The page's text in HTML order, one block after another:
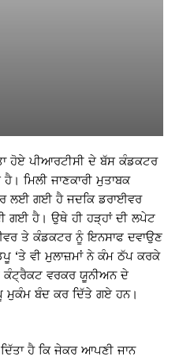
ਹੋਏ ਪੀਆਰਟੀਸੀ ਦੇ ਬੱਸ ਕੰਡਕਟਰ
ਮਿਲੀ ਜਾਣਕਾਰੀ ਮੁਤਾਬਕ
ਲਈ ਗਈ ਹੈ ਜਦਕਿ ਡਰਾਈਵਰ
ਗਈ ਹੈ। ਉਥੇ ਹੀ ਹੜ੍ਹਾਂ ਦੀ ਲਪੇਟ
ਤੇ ਕੰਡਕਟਰ ਨੂੰ ਇਨਸਾਫ ਦਵਾਉਣ
‘ਤੇ ਵੀ ਮੁਲਾਜ਼ਮਾਂ ਨੇ ਕੰਮ ਠੱਪ ਕਰਕੇ
ਕੰਟ੍ਰੈਕਟ ਵਰਕਰ ਯੂਨੀਅਨ ਦੇ
ਬੰਦ ਕਰ ਦਿੱਤੇ ਗਏ ਹਨ।
ਹੈ ਕਿ ਜੇਕਰ ਆਪਣੀ ਜਾਨ